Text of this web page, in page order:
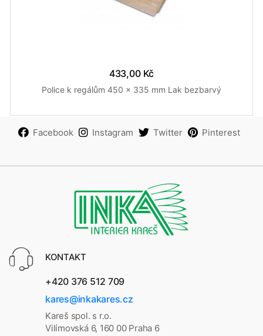
433,00 Kč
Police k regálům 450 x 335 mm Lak bezbarvý
Facebook Instagram Twitter Pinterest
KONTAKT
+420 376 512 709
kares@inkakares.cz
Kareš spol. s r.o.
Vilímovská 6, 160 00 Praha 6